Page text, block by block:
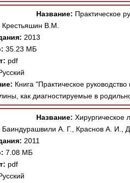
Название: Практическое
Крестьяшин В.М.
2013
35.23 МБ
pdf
Книга "Практическое
как диагностируемые в
Название: Хирургическое
Баиндурашвили А. Г., Краснов А. И.,
2011
7.08 МБ
pdf